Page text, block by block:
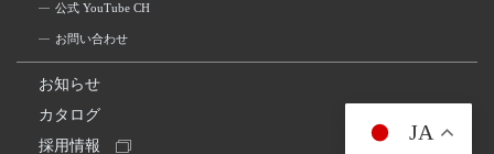
公式 YouTube CH
お問い合わせ
お知らせ
カタログ
採用情報
JA